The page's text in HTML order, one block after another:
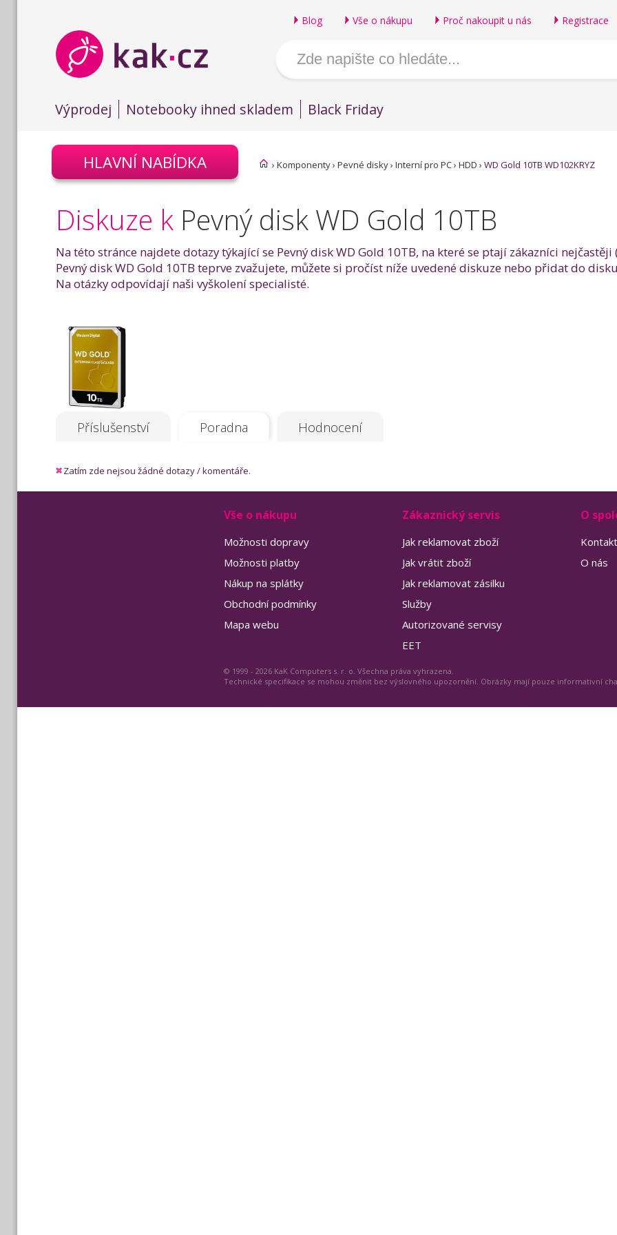
Blog Vše o nákupu Proč nakoupit u nás Registrace
Výprodej Notebooky ihned skladem Black Friday
HLAVNÍ NABÍDKA › Komponenty› Pevné disky› Interní pro PC› HDD › WD Gold 10TB WD102KRYZ
Diskuze k Pevný disk WD Gold 10TB
Na této stránce najdete dotazy týkající se Pevný disk WD Gold 10TB, na které se ptají zákazníci
Pevný disk WD Gold 10TB teprve zvažujete, můžete si pročíst níže uvedené diskuze nebo přidat do
Na otázky odpovídají naši vyškolení specialisté.
Příslušenství Poradna Hodnocení
Zatím zde nejsou žádné dotazy / komentáře.
Vše o nákupu
Možnosti dopravy
Možnosti platby
Nákup na splátky
Obchodní podmínky
Mapa webu
Zákaznický servis
Jak reklamovat zboží
Jak vrátit zboží
Jak reklamovat zásilku
Služby
Autorizované servisy
EET
O
O nás
© 1999 - 2026 KaK Computers s. r. o. Všechna práva vyhrazena.
Technické specifikace se mohou změnit bez výslovného upozornění. Obrázky mají pouze informativní